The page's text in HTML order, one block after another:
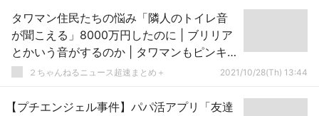
タワマン住民たちの悩み「隣人のトイレ音
が聞こえる」8000万円したのに | ブリリア
とかいう音がするのか | タワマンもピンキ
リあるからな
２ちゃんねるニュース超速まとめ＋ 2021/10/28(Th) 13:44
【プチエンジェル事件】パパ活アプリ「友達